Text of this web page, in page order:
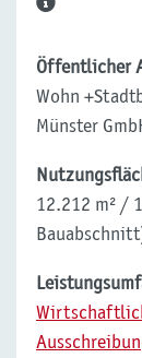
Öffentlicher
Wohn
Münster
12.212 m² /